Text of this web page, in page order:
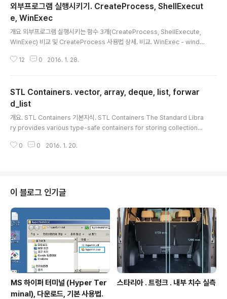
외부프로그램 실행시키기. CreateProcess, ShellExecut
e, WinExec
개요 외부프로그램 실행시키는 함수 3개(CreateProcess, ShellExecute,
WinExec) 비교 및 CreateProcess 사용법 상세. 비교. WinExec - windo
는 이 함수 대신 CreateProcess 사용 권장. - UINT WinExec(LPCSTR l
세 설정가능. 실행시킬 때 인자전달 가능. - 반환값 : 대상프로그램이 실행되면
0 아닌값 , 실행되지 않으면 0반환. - 대상프로그램의 실행여부,실행실패원인,
종료여부 확인가능. ..
12 0 2016. 1. 28.
STL Containers. vector, array, deque, list, forwar
d_list
개요. STL Containers 기본지식. STL Containers The Standard Libra
ry provides various type-safe containers for storing collections
u declare a container variable, you specify the type of the eleme
0 0 2016. 1. 20.
이 블로그 인기글
MS 하이퍼 터미널 (Hyper Ter
minal), 다운로드, 기본 사용법.
스타리아 . 트렁크 . 내부 치수 실측